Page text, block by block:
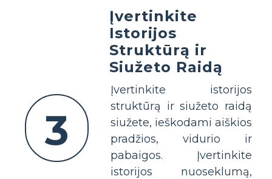
3
Įvertinkite
Istorijos
Struktūrą ir
Siužeto Raidą
Įvertinkite istorijos
struktūrą ir siužeto raidą
siužete, ieškodami aiškios
pradžios, vidurio ir
pabaigos. Įvertinkite
istorijos nuoseklumą,